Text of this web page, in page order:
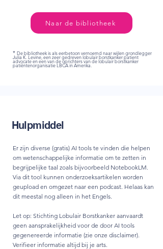
Naar de bibliotheek
* De bibliotheek is als eerbetoon vernoemd naar wijlen grondlegger
Julia K. Levine, een zeer gedreven lobulair borstkanker patient
advocate en een van de oprichters van de lobulair borstkanker
patiëntenorganisatie LBCA in Amerika.
Hulpmiddel
Er zijn diverse (gratis) AI tools te vinden die helpen
om wetenschappelijke informatie om te zetten in
begrijpelijke taal zoals bijvoorbeeld NotebookLM.
Via dit tool kunnen onderzoeksartikelen worden
geupload en omgezet naar een podcast. Helaas kan
dit meestal nog alleen in het Engels.
Let op: Stichting Lobulair Borstkanker aanvaardt
geen aansprakelijkheid voor de door AI tools
gegenereerde informatie (zie onze disclaimer).
Verifieer informatie altijd bij je arts.